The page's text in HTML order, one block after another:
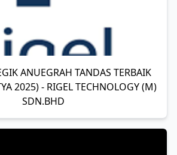
ANUEGRAH TANDAS TERBAIK
2025) - RIGEL TECHNOLOGY (M)
SDN.BHD